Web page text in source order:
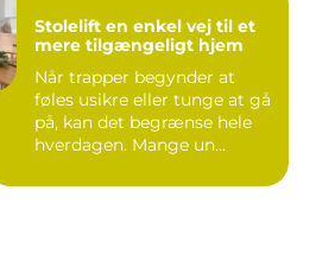
Stolelift en enkel vej til et
mere tilgængeligt hjem
Når trapper begynder at
føles usikre eller tunge at gå
på, kan det begrænse hele
hverdagen. Mange un...